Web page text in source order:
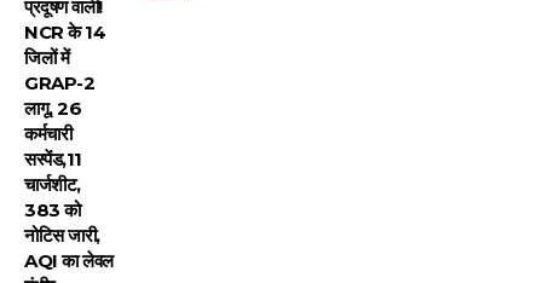
प्रदूषण वाली!
NCR के 14
जिलों में
GRAP-2
लागू, 26
कर्मचारी
सस्पेंड,11
चार्जशीट,
383 को
नोटिस जारी,
AQI का लेवल